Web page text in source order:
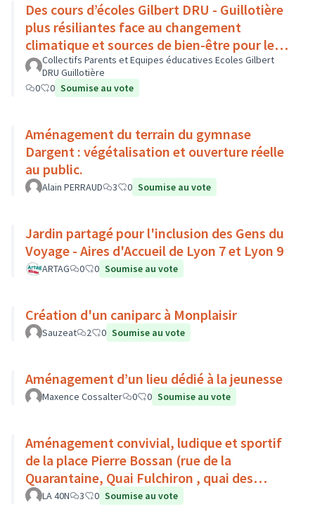
Des cours d’écoles Gilbert DRU - Guillotière
plus résiliantes face au changement
climatique et sources de bien-être pour les
enfants - Lyon 7
Collectifs Parents et Equipes éducatives Ecoles Gilbert
DRU Guillotière
0
0 Soumise au vote
Aménagement du terrain du gymnase
Dargent : végétalisation et ouverture réelle
au public.
Alain PERRAUD 3 0 Soumise au vote
Jardin partagé pour l'inclusion des Gens du
Voyage - Aires d'Accueil de Lyon 7 et Lyon 9
ARTAG 0 0 Soumise au vote
Création d'un caniparc à Monplaisir
Sauzeat 2 0 Soumise au vote
Aménagement d’un lieu dédié à la jeunesse
Maxence Cossalter 0 0 Soumise au vote
Aménagement convivial, ludique et sportif
de la place Pierre Bossan (rue de la
Quarantaine, Quai Fulchiron , quai des
étroits, Montée de Chouans)
LA 40N 3 0 Soumise au vote